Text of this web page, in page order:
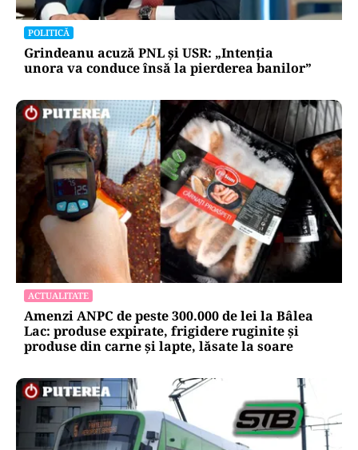
Cum explică Ilie Bolojan dezastrul economic
din România: „Am procedat corect față de țara
noastră”
POLITICĂ
Grindeanu acuză PNL și USR: „Intenția
unora va conduce însă la pierderea banilor”